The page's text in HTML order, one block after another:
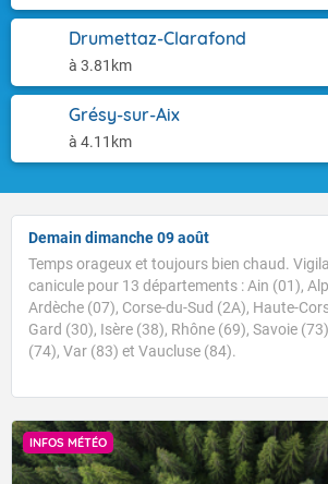
Drumettaz-Clarafond
à 3.81km
Grésy-sur-Aix
à 4.11km
Demain dimanche 09 août
Temps orageux et toujours bien chaud.
canicule pour 13 départements : Ain (01),
Ardèche (07), Corse-du-Sud (2A), Haute-
Gard (30), Isère (38), Rhône (69), Savoie
(74), Var (83) et Vaucluse (84).
INFOS MÉTÉO